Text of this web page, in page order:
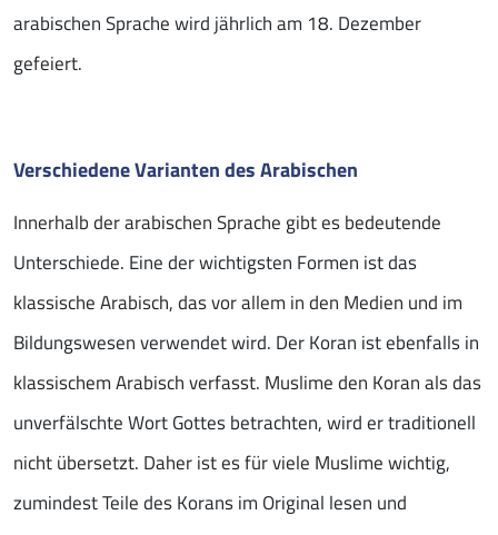
arabischen Sprache wird jährlich am 18. Dezember
gefeiert.
Verschiedene Varianten des Arabischen
Innerhalb der arabischen Sprache gibt es bedeutende
Unterschiede. Eine der wichtigsten Formen ist das
klassische Arabisch, das vor allem in den Medien und im
Bildungswesen verwendet wird. Der Koran ist ebenfalls in
klassischem Arabisch verfasst. Muslime den Koran als das
unverfälschte Wort Gottes betrachten, wird er traditionell
nicht übersetzt. Daher ist es für viele Muslime wichtig,
zumindest Teile des Korans im Original lesen und